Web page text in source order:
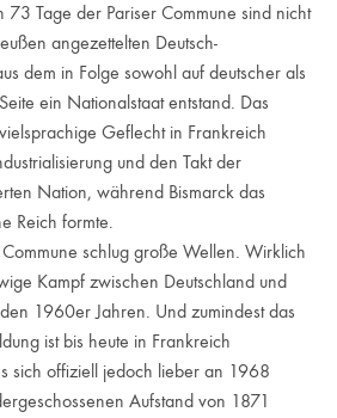
Tage der Pariser Commune sind nicht
angezettelten Deutsch-
dem in Folge sowohl auf deutscher als
ein Nationalstaat entstand. Das
Geflecht in Frankreich
und den Takt der
Nation, während Bismarck das
Reich formte.
schlug große Wellen. Wirklich
Kampf zwischen Deutschland und
1960er Jahren. Und zumindest das
ist bis heute in Frankreich
sich offiziell jedoch lieber an 1968
Aufstand von 1871